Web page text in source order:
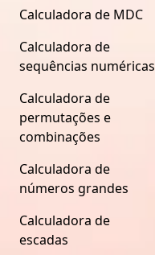
Calculadora de MDC
Calculadora de
sequências numéricas
Calculadora de
permutações e
combinações
Calculadora de
números grandes
Calculadora de
escadas